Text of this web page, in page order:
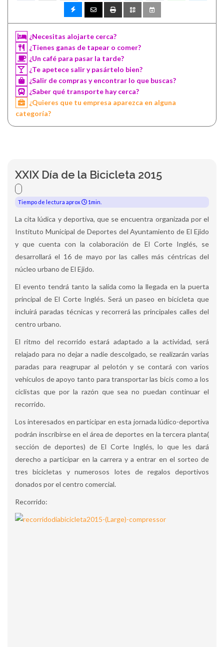
¿Necesitas alojarte cerca?
¿Tienes ganas de tapear o comer?
¿Un café para pasar la tarde?
¿Te apetece salir y pasártelo bien?
¿Salir de compras y encontrar lo que buscas?
¿Saber qué transporte hay cerca?
¿Quieres que tu empresa aparezca en alguna
categoría?
XXIX Día de la Bicicleta 2015
Tiempo de lectura aprox 1min.
La cita lúdica y deportiva, que se encuentra organizada por el
Instituto Municipal de Deportes del Ayuntamiento de El Ejido
y que cuenta con la colaboración de El Corte Inglés, se
desarrollará el 16 de mayo por las calles más céntricas del
núcleo urbano de El Ejido.
El evento tendrá tanto la salida como la llegada en la puerta
principal de El Corte Inglés. Será un paseo en bicicleta que
incluirá paradas técnicas y recorrerá las principales calles del
centro urbano.
El ritmo del recorrido estará adaptado a la actividad, será
relajado para no dejar a nadie descolgado, se realizarán varias
paradas para reagrupar al pelotón y se contará con varios
vehículos de apoyo tanto para transportar las bicis como a los
ciclistas que por la razón que sea no puedan continuar el
recorrido.
Los interesados en participar en esta jornada lúdico-deportiva
podrán inscribirse en el área de deportes en la tercera planta(
sección de deportes) de El Corte Inglés, lo que les dará
derecho a participar en la carrera y a entrar en el sorteo de
tres bicicletas y numerosos lotes de regalos deportivos
donados por el centro comercial.
Recorrido: